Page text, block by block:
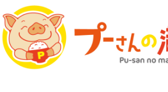
プーさんの満腹日記